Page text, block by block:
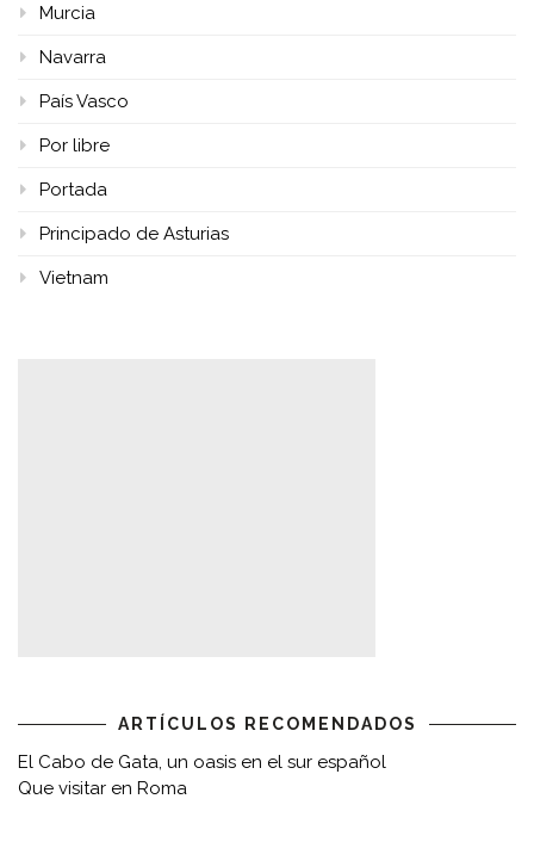
Murcia
Navarra
País Vasco
Por libre
Portada
Principado de Asturias
Vietnam
ARTÍCULOS RECOMENDADOS
El Cabo de Gata, un oasis en el sur español
Que visitar en Roma